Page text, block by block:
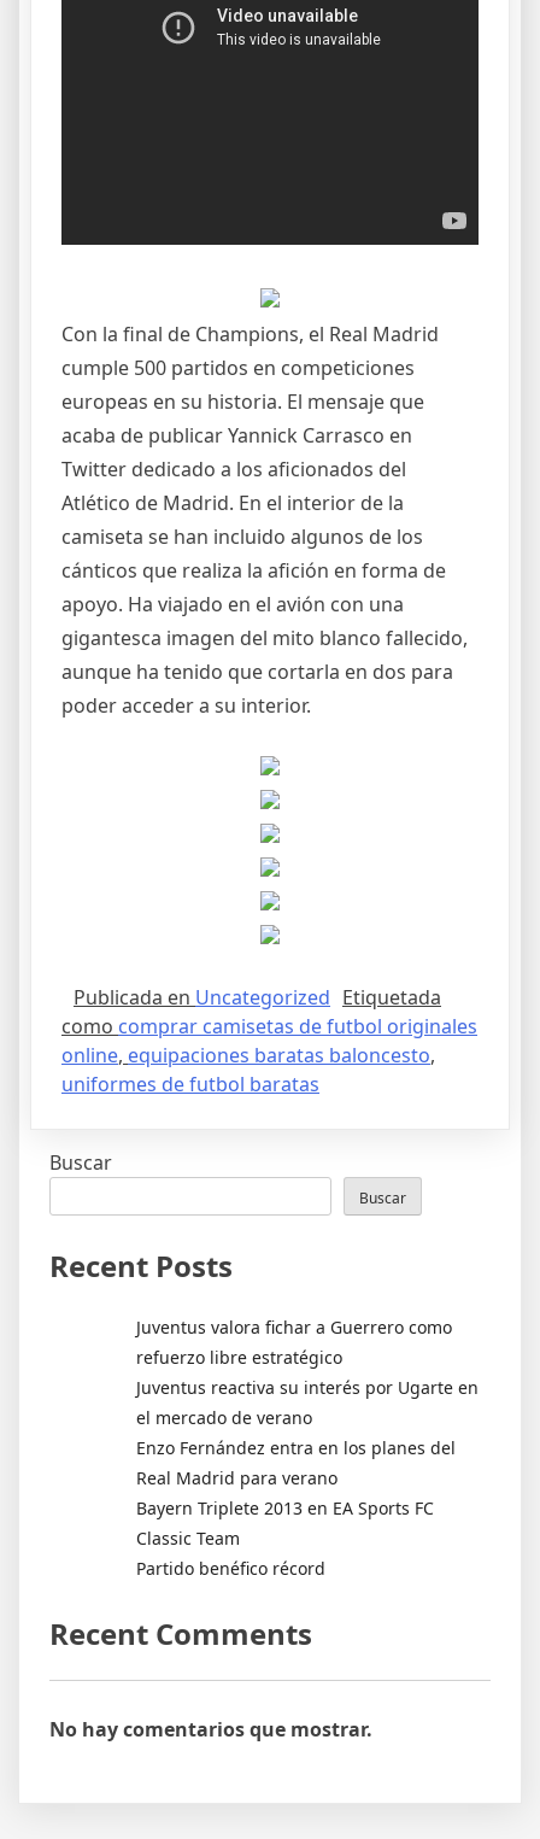
Con la final de Champions, el Real Madrid
cumple 500 partidos en competiciones
europeas en su historia. El mensaje que
acaba de publicar Yannick Carrasco en
Twitter dedicado a los aficionados del
Atlético de Madrid. En el interior de la
camiseta se han incluido algunos de los
cánticos que realiza la afición en forma de
apoyo. Ha viajado en el avión con una
gigantesca imagen del mito blanco fallecido,
aunque ha tenido que cortarla en dos para
poder acceder a su interior.
Publicada en Uncategorized Etiquetada
como comprar camisetas de futbol originales
online, equipaciones baratas baloncesto,
uniformes de futbol baratas
Buscar
Buscar
Recent Posts
Juventus valora fichar a Guerrero como
refuerzo libre estratégico
Juventus reactiva su interés por Ugarte en
el mercado de verano
Enzo Fernández entra en los planes del
Real Madrid para verano
Bayern Triplete 2013 en EA Sports FC
Classic Team
Partido benéfico récord
Recent Comments
No hay comentarios que mostrar.